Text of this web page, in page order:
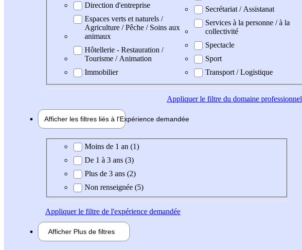
Direction d'entreprise
Espaces verts et naturels /
Agriculture / Pêche / Soins aux
animaux
Hôtellerie - Restauration /
Tourisme / Animation
Immobilier
Secrétariat / Assistanat
Services à la personne / à la
collectivité
Spectacle
Sport
Transport / Logistique
Appliquerle filtre du domaine professionnel
Afficher les filtres liés à l'Expérience demandée
Expérience demandée
Moins de 1 an (1)
De 1 à 3 ans (3)
Plus de 3 ans (2)
Non renseignée (5)
Appliquerle filtre de l'expérience demandée
Afficher Plus de filtres